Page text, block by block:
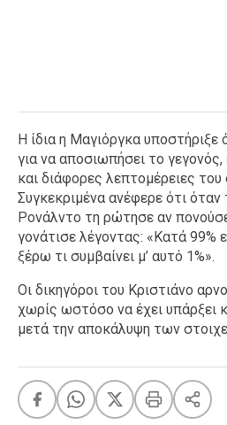
Η ίδια η Μαγιόργκα
για να αποσιωπήσει το
και διάφορες λεπτομέρειες
Συγκεκριμένα ανέφερε ότι
Ρονάλντο τη ρώτησε αν
γονάτισε λέγοντας: «Κατά 99%
ξέρω τι συμβαίνει μ’ αυτό 1%».
Οι δικηγόροι του Κριστιάνο
χωρίς ωστόσο να έχει υπάρξει
μετά την αποκάλυψη των